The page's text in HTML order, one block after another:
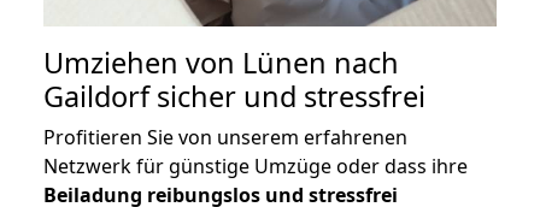
Umziehen von Lünen nach
Gaildorfsicher und stressfrei
Profitieren Sie von unserem erfahrenen
Netzwerk für günstige Umzüge oder dass ihre
Beiladung reibungslos und stressfrei